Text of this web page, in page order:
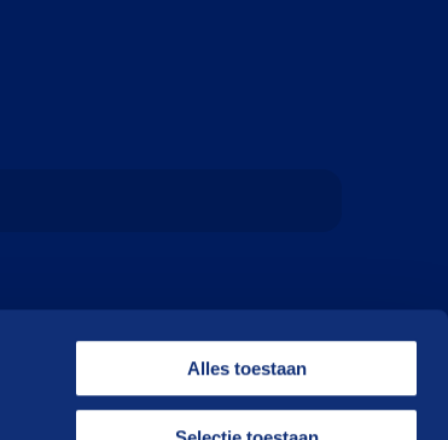
Alles toestaan